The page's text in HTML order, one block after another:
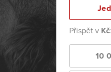
Přispět v Kč:
10